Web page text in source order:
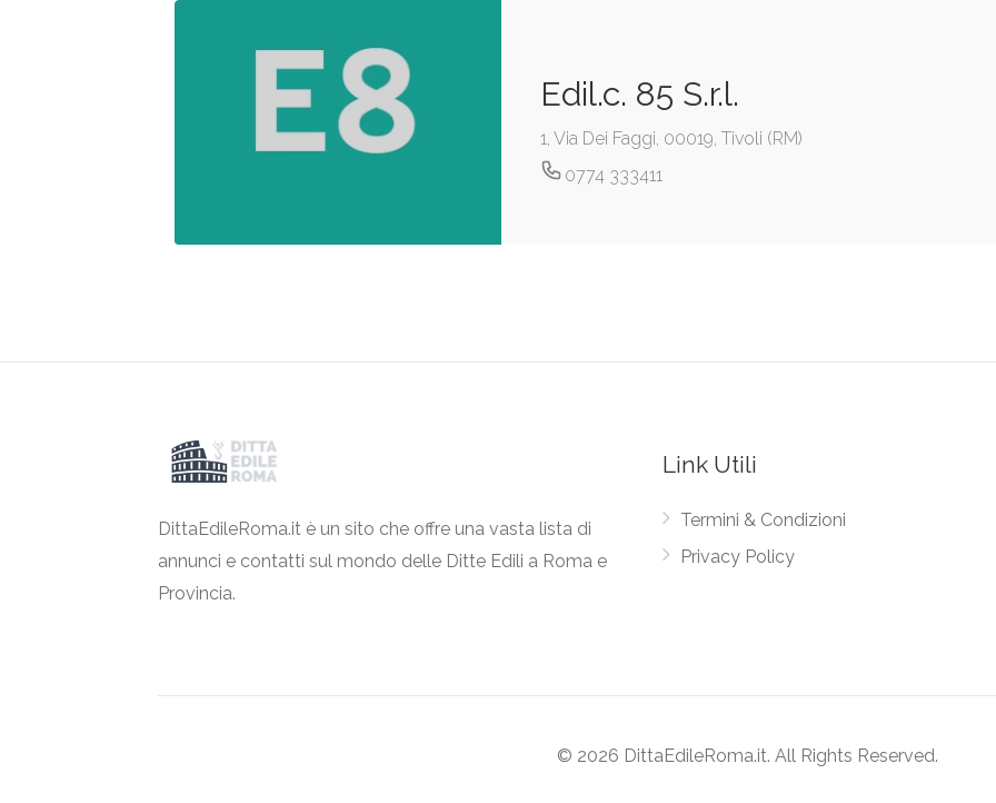
Edil.c. 85 S.r.l.
1, Via Dei Faggi, 00019, Tivoli (RM)
0774 333411
DittaEdileRoma.it è un sito che offre una vasta lista di
annunci e contatti sul mondo delle Ditte Edili a Roma e
Provincia.
Link Utili
Termini & Condizioni
Privacy Policy
© 2026 DittaEdileRoma.it. All Rights Reserved.